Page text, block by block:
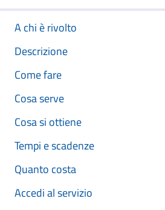
A chi è rivolto
Descrizione
Come fare
Cosa serve
Cosa si ottiene
Tempi e scadenze
Quanto costa
Accedi al servizio